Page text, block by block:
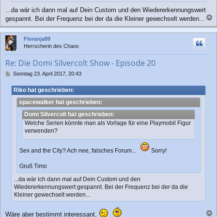
...da wär ich dann mal auf Dein Custom und den Wiedererkennungswert
gespannt. Bei der Frequenz bei der da die Kleiner gewechselt werden...
a
c
Floranja89
Herrscherin des Chaos
Re: Die Domi Silvercolt Show - Episode 20
B
i
t
Sonntag 23. April 2017, 20:43
Riko hat geschrieben:
spacewalker hat geschrieben:
Domi Silvercolt hat geschrieben:
Welche Serien könnte man als Vorlage für eine Playmobil Figur
verwenden?
Sex and the City? Ach nee, falsches Forum... Sorry!
Gruß Timo
...da wär ich dann mal auf Dein Custom und den
Wiedererkennungswert gespannt. Bei der Frequenz bei der da die
Kleiner gewechselt werden...
Wäre aber bestimmt interessant.